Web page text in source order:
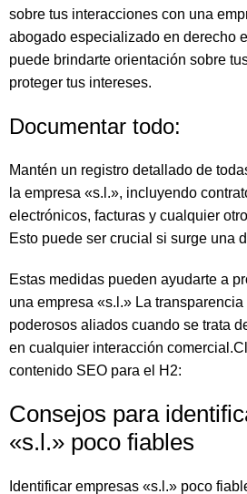
sobre tus interacciones con una
abogado especializado en derecho
puede brindarte orientación sobre
proteger tus intereses.
Documentar todo:
Mantén un registro detallado de
la empresa «s.l.», incluyendo
electrónicos, facturas y cualquier
Esto puede ser crucial si surge una
Estas medidas pueden ayudarte a
una empresa «s.l.» La
poderosos aliados cuando se trata
en cualquier interacción
contenido SEO para el H2:
Consejos para
«s.l.» poco fiables
Identificar empresas «s.l.» poco